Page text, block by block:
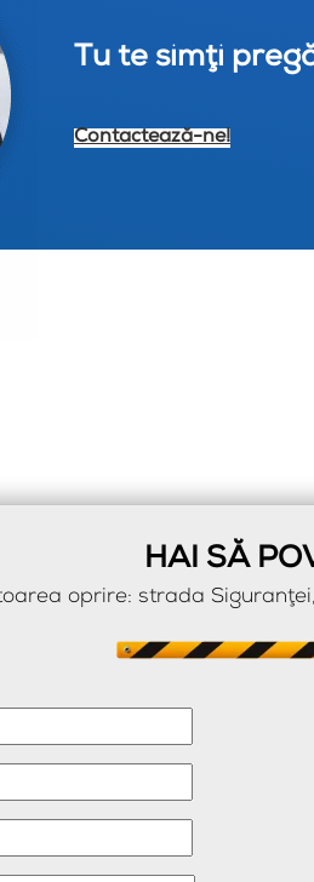
Tu te simţi
Contactează-ne!
HAI SĂ
oprire: strada